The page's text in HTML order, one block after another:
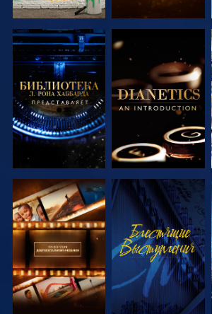
СМОТРЕТЬ
ПЕРЕДАЧИ
СМОТРЕТЬ
ПЕРЕДАЧИ
СМОТРЕТЬ
ПЕРЕДАЧИ
СМОТРЕТЬ